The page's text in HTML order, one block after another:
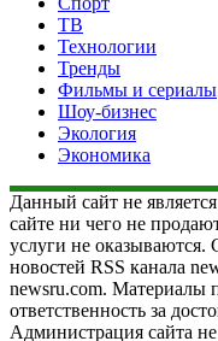
ТВ
Технологии
Тренды
Фильмы и сериалы
Шоу-бизнес
Экология
Экономика
Данный сайт не
сайте ни чего не
услуги не оказываются.
новостей RSS канала
newsru.com. Материалы
ответственность за
Администрация сайта не